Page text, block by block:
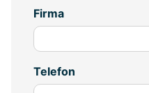
Firma
Telefon